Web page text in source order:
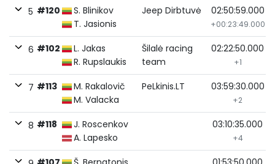
5 #120
S. Blinikov
T. Jasionis
Jeep Dirbtuvė 02:50:59.000
+00:23:49.000
6 #102
L. Jakas
R. Rupslaukis
Šilalė racing
team
02:22:50.000
+1
7 #113
M. Rakalovič
M. Valacka
PeLkinis.LT 03:59:30.000
+2
8 #118
J. Roscenkov
A. Lapesko
03:10:35.000
+4